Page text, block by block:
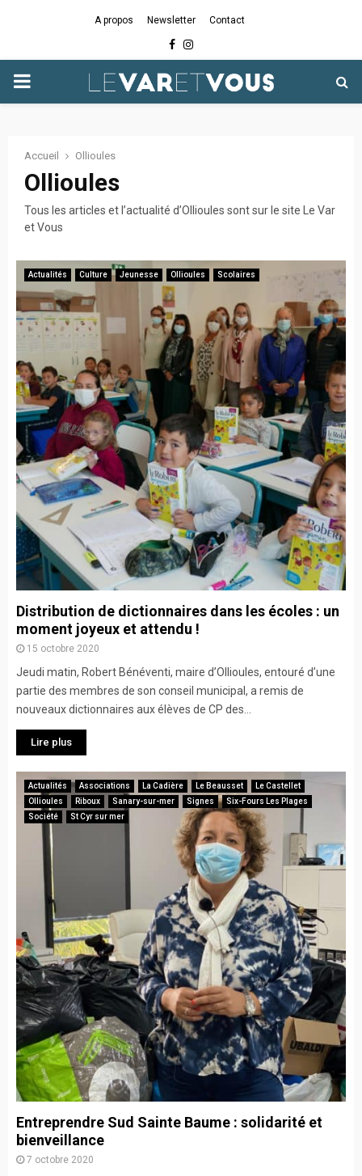
A propos Newsletter Contact
Facebook
Instagram
PRIMARY
Accueil Ollioules
Ollioules
Tous les articles et l’actualité d’Ollioules sont sur le site Le Var
et Vous
Actualités Culture Jeunesse Ollioules Scolaires
Distribution de dictionnaires dans les écoles : un
moment joyeux et attendu !
15 octobre 2020
Jeudi matin, Robert Bénéventi, maire d’Ollioules, entouré d’une
partie des membres de son conseil municipal, a remis de
nouveaux dictionnaires aux élèves de CP des...
Lire plus
Actualités Associations La Cadière Le Beausset
Le Castellet
Ollioules
Riboux Sanary-sur-mer Signes
Six-Fours Les Plages
Société
St Cyr sur mer
Entreprendre Sud Sainte Baume : solidarité et
bienveillance
7 octobre 2020